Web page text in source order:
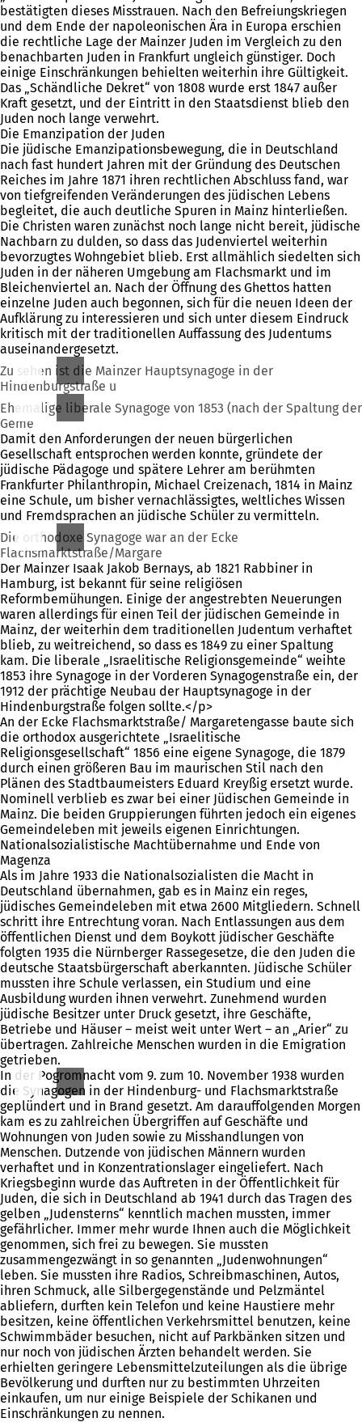
bestätigten dieses Misstrauen. Nach den Befreiungskriegen
und dem Ende der napoleonischen Ära in Europa erschien
die rechtliche Lage der Mainzer Juden im Vergleich zu den
benachbarten Juden in Frankfurt ungleich günstiger. Doch
einige Einschränkungen behielten weiterhin ihre Gültigkeit.
Das „Schändliche Dekret“ von 1808 wurde erst 1847 außer
Kraft gesetzt, und der Eintritt in den Staatsdienst blieb den
Juden noch lange verwehrt.
Die Emanzipation der Juden
Die jüdische Emanzipationsbewegung, die in Deutschland
nach fast hundert Jahren mit der Gründung des Deutschen
Reiches im Jahre 1871 ihren rechtlichen Abschluss fand, war
von tiefgreifenden Veränderungen des jüdischen Lebens
begleitet, die auch deutliche Spuren in Mainz hinterließen.
Die Christen waren zunächst noch lange nicht bereit, jüdische
Nachbarn zu dulden, so dass das Judenviertel weiterhin
bevorzugtes Wohngebiet blieb. Erst allmählich siedelten sich
Juden in der näheren Umgebung am Flachsmarkt und im
Bleichenviertel an. Nach der Öffnung des Ghettos hatten
einzelne Juden auch begonnen, sich für die neuen Ideen der
Aufklärung zu interessieren und sich unter diesem Eindruck
kritisch mit der traditionellen Auffassung des Judentums
auseinandergesetzt.
Zu sehen ist die Mainzer Hauptsynagoge in der
Hindenburgstraße u
Ehemalige liberale Synagoge von 1853 (nach der Spaltung der
Geme
Damit den Anforderungen der neuen bürgerlichen
Gesellschaft entsprochen werden konnte, gründete der
jüdische Pädagoge und spätere Lehrer am berühmten
Frankfurter Philanthropin, Michael Creizenach, 1814 in Mainz
eine Schule, um bisher vernachlässigtes, weltliches Wissen
und Fremdsprachen an jüdische Schüler zu vermitteln.
Die orthodoxe Synagoge war an der Ecke
Flachsmarktstraße/Margare
Der Mainzer Isaak Jakob Bernays, ab 1821 Rabbiner in
Hamburg, ist bekannt für seine religiösen
Reformbemühungen. Einige der angestrebten Neuerungen
waren allerdings für einen Teil der jüdischen Gemeinde in
Mainz, der weiterhin dem traditionellen Judentum verhaftet
blieb, zu weitreichend, so dass es 1849 zu einer Spaltung
kam. Die liberale „Israelitische Religionsgemeinde“ weihte
1853 ihre Synagoge in der Vorderen Synagogenstraße ein, der
1912 der prächtige Neubau der Hauptsynagoge in der
Hindenburgstraße folgen sollte.</p>
An der Ecke Flachsmarktstraße/ Margaretengasse baute sich
die orthodox ausgerichtete „Israelitische
Religionsgesellschaft“ 1856 eine eigene Synagoge, die 1879
durch einen größeren Bau im maurischen Stil nach den
Plänen des Stadtbaumeisters Eduard Kreyßig ersetzt wurde.
Nominell verblieb es zwar bei einer Jüdischen Gemeinde in
Mainz. Die beiden Gruppierungen führten jedoch ein eigenes
Gemeindeleben mit jeweils eigenen Einrichtungen.
Nationalsozialistische Machtübernahme und Ende von
Magenza
Als im Jahre 1933 die Nationalsozialisten die Macht in
Deutschland übernahmen, gab es in Mainz ein reges,
jüdisches Gemeindeleben mit etwa 2600 Mitgliedern. Schnell
schritt ihre Entrechtung voran. Nach Entlassungen aus dem
öffentlichen Dienst und dem Boykott jüdischer Geschäfte
folgten 1935 die Nürnberger Rassegesetze, die den Juden die
deutsche Staatsbürgerschaft aberkannten. Jüdische Schüler
mussten ihre Schule verlassen, ein Studium und eine
Ausbildung wurden ihnen verwehrt. Zunehmend wurden
jüdische Besitzer unter Druck gesetzt, ihre Geschäfte,
Betriebe und Häuser – meist weit unter Wert – an „Arier“ zu
übertragen. Zahlreiche Menschen wurden in die Emigration
getrieben.
In der Pogromnacht vom 9. zum 10. November 1938 wurden
die Synagogen in der Hindenburg- und Flachsmarktstraße
geplündert und in Brand gesetzt. Am darauffolgenden Morgen
kam es zu zahlreichen Übergriffen auf Geschäfte und
Wohnungen von Juden sowie zu Misshandlungen von
Menschen. Dutzende von jüdischen Männern wurden
verhaftet und in Konzentrationslager eingeliefert. Nach
Kriegsbeginn wurde das Auftreten in der Öffentlichkeit für
Juden, die sich in Deutschland ab 1941 durch das Tragen des
gelben „Judensterns“ kenntlich machen mussten, immer
gefährlicher. Immer mehr wurde Ihnen auch die Möglichkeit
genommen, sich frei zu bewegen. Sie mussten
zusammengezwängt in so genannten „Judenwohnungen“
leben. Sie mussten ihre Radios, Schreibmaschinen, Autos,
ihren Schmuck, alle Silbergegenstände und Pelzmäntel
abliefern, durften kein Telefon und keine Haustiere mehr
besitzen, keine öffentlichen Verkehrsmittel benutzen, keine
Schwimmbäder besuchen, nicht auf Parkbänken sitzen und
nur noch von jüdischen Ärzten behandelt werden. Sie
erhielten geringere Lebensmittelzuteilungen als die übrige
Bevölkerung und durften nur zu bestimmten Uhrzeiten
einkaufen, um nur einige Beispiele der Schikanen und
Einschränkungen zu nennen.